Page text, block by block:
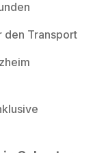
den Transport